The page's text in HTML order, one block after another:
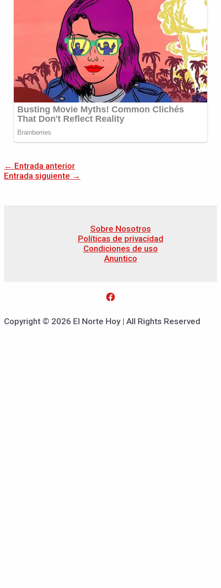
← Entrada anterior
Entrada siguiente →
Sobre Nosotros
Políticas de privacidad
Condiciones de uso
Anuntico
Copyright © 2026 El Norte Hoy | All Rights Reserved